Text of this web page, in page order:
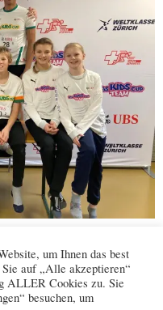
um Ihnen das best
auf „Alle akzeptieren“
ALLER Cookies zu. Sie
besuchen, um